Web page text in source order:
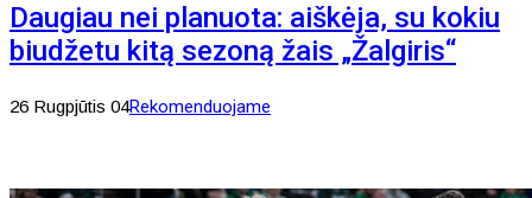
Daugiau nei planuota: aiškėja, su kokiu
biudžetu kitą sezoną žais „Žalgiris“
26 Rugpjūtis 04Rekomenduojame